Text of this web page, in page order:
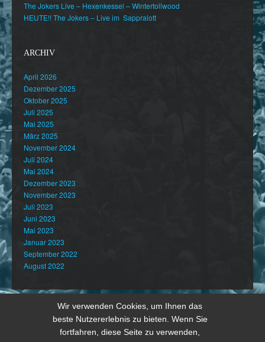
The Jokers Live – Hexenkessel – Wintertollwood
HEUTE!! The Jokers – Live im Sappralott
ARCHIV
April 2026
Dezember 2025
Oktober 2025
Juli 2025
Mai 2025
März 2025
November 2024
Juli 2024
Mai 2024
Dezember 2023
November 2023
Juli 2023
Juni 2023
Mai 2023
Januar 2023
September 2022
August 2022
Wir verwenden Cookies, um Ihnen das
beste Nutzererlebnis zu bieten. Wenn Sie
fortfahren, diese Seite zu verwenden,